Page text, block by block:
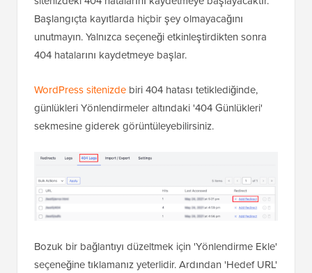
Başlangıçta kayıtlarda hiçbir şey olmayacağını
unutmayın. Yalnızca seçeneği etkinleştirdikten sonra
404 hatalarını kaydetmeye başlar.
WordPress sitenizde biri 404 hatası tetiklediğinde,
günlükleri Yönlendirmeler altındaki '404 Günlükleri'
sekmesine giderek görüntüleyebilirsiniz.
Bozuk bir bağlantıyı düzeltmek için 'Yönlendirme Ekle'
seçeneğine tıklamanız yeterlidir. Ardından 'Hedef URL'